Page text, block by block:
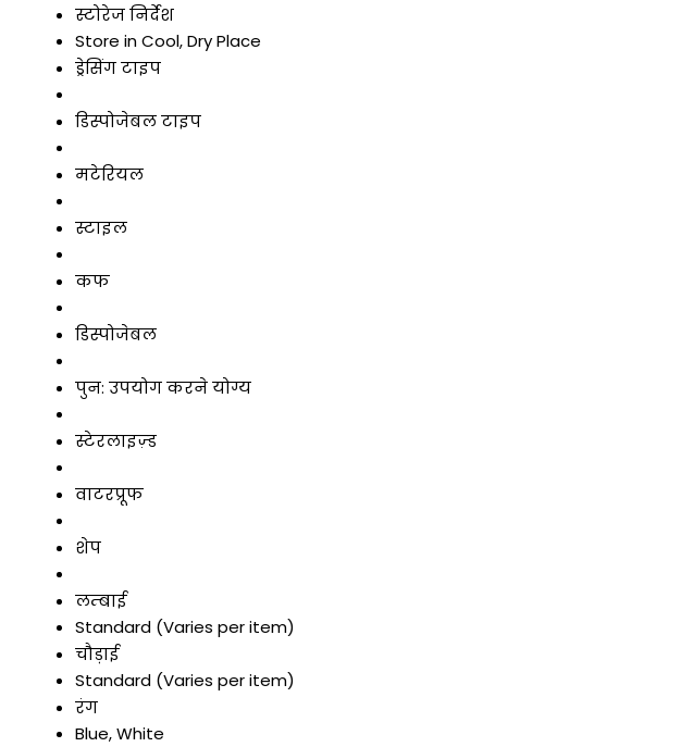
स्टोरेज निर्देश
Store in Cool, Dry Place
ड्रेसिंग टाइप
डिस्पोजेबल टाइप
मटेरियल
स्टाइल
कफ
डिस्पोजेबल
पुन: उपयोग करने योग्य
स्टेरलाइज़्ड
वाटरप्रूफ
शेप
लम्बाई
Standard (Varies per item)
चौड़ाई
Standard (Varies per item)
रंग
Blue, White